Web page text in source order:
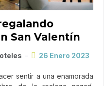
San Valentín
26 Enero 2023
sentir a una enamorada